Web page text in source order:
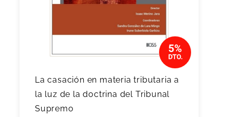
La casación en materia tributaria a
la luz de la doctrina del Tribunal
Supremo